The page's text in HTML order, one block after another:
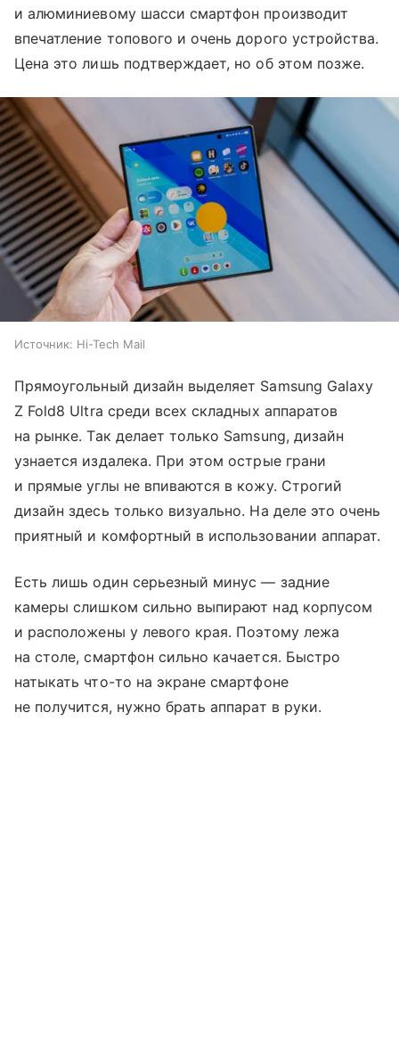
и алюминиевому шасси смартфон производит
впечатление топового и очень дорого устройства.
Цена это лишь подтверждает, но об этом позже.
Источник: Hi-Tech Mail
Прямоугольный дизайн выделяет Samsung Galaxy
Z Fold8 Ultra среди всех складных аппаратов
на рынке. Так делает только Samsung, дизайн
узнается издалека. При этом острые грани
и прямые углы не впиваются в кожу. Строгий
дизайн здесь только визуально. На деле это очень
приятный и комфортный в использовании аппарат.
Есть лишь один серьезный минус — задние
камеры слишком сильно выпирают над корпусом
и расположены у левого края. Поэтому лежа
на столе, смартфон сильно качается. Быстро
натыкать что-то на экране смартфоне
не получится, нужно брать аппарат в руки.